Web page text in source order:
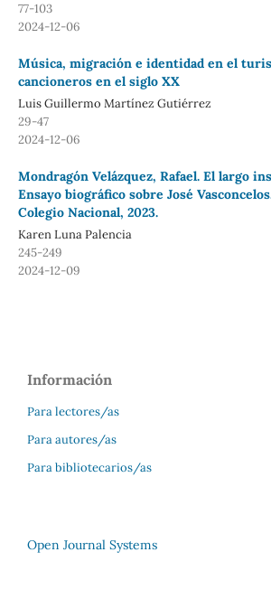
77-103
2024-12-06
Música, migración e identidad en el
cancioneros en el siglo XX
Luis Guillermo Martínez Gutiérrez
29-47
2024-12-06
Mondragón Velázquez, Rafael. El largo
Ensayo biográfico sobre José
Colegio Nacional, 2023.
Karen Luna Palencia
245-249
2024-12-09
Información
Para lectores/as
Para autores/as
Para bibliotecarios/as
Open Journal Systems